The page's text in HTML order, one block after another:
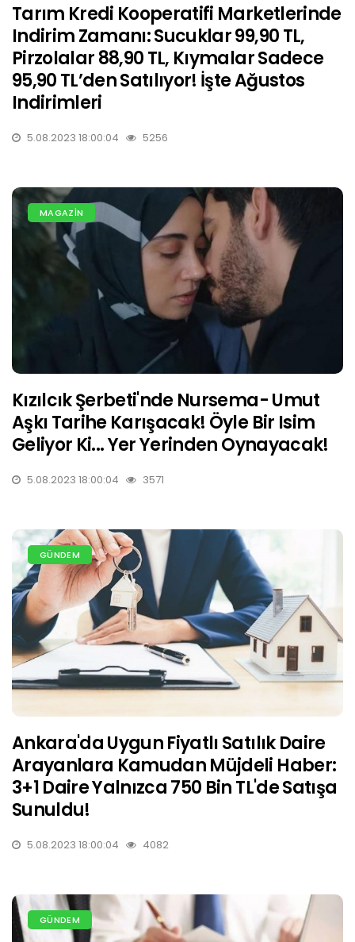
Tarım Kredi Kooperatifi Marketlerinde
Indirim Zamanı: Sucuklar 99,90 TL,
Pirzolalar 88,90 TL, Kıymalar Sadece
95,90 TL’den Satılıyor! İşte Ağustos
Indirimleri
5.08.2023 18:00:04 5256
MAGAZİN
Kızılcık Şerbeti'nde Nursema- Umut
Aşkı Tarihe Karışacak! Öyle Bir Isim
Geliyor Ki... Yer Yerinden Oynayacak!
5.08.2023 18:00:04 3571
GÜNDEM
Ankara'da Uygun Fiyatlı Satılık Daire
Arayanlara Kamudan Müjdeli Haber:
3+1 Daire Yalnızca 750 Bin TL'de Satışa
Sunuldu!
5.08.2023 18:00:04 4082
GÜNDEM